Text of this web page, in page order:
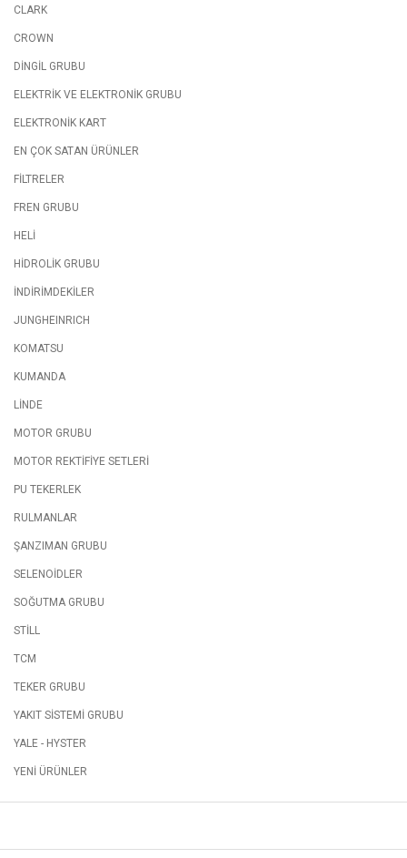
CLARK
CROWN
DİNGİL GRUBU
ELEKTRİK VE ELEKTRONİK GRUBU
ELEKTRONİK KART
EN ÇOK SATAN ÜRÜNLER
FİLTRELER
FREN GRUBU
HELİ
HİDROLİK GRUBU
İNDİRİMDEKİLER
JUNGHEINRICH
KOMATSU
KUMANDA
LİNDE
MOTOR GRUBU
MOTOR REKTİFİYE SETLERİ
PU TEKERLEK
RULMANLAR
ŞANZIMAN GRUBU
SELENOİDLER
SOĞUTMA GRUBU
STİLL
TCM
TEKER GRUBU
YAKIT SİSTEMİ GRUBU
YALE - HYSTER
YENİ ÜRÜNLER